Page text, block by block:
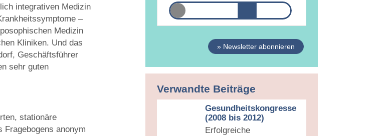
integrativen Medizin
–
Medizin
Kliniken. Und das
Geschäftsführer
sehr guten
stationäre
Fragebogens anonym
» Newsletter abonnieren
Verwandte Beiträge
Gesundheitskongresse
(2008 bis 2012)
Erfolgreiche